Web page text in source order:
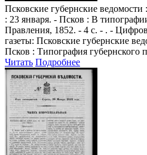
Псковские губернские ведомости
: 23 января. - Псков : В
Правления, 1852. - 4 с. - . -
газеты: Псковские губернские
Псков : Типография губернского
Читать Подробнее